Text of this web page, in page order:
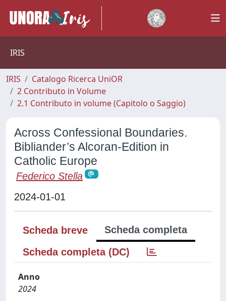
IRIS
IRIS
Catalogo Ricerca UniOR
2 Contributo in Volume
2.1 Contributo in volume (Capitolo o Saggio)
Across Confessional Boundaries.
Bibliander’s Alcoran-Edition in
Catholic Europe
Federico Stella
2024-01-01
Scheda breve
Scheda completa
Scheda completa (DC)
Anno
2024